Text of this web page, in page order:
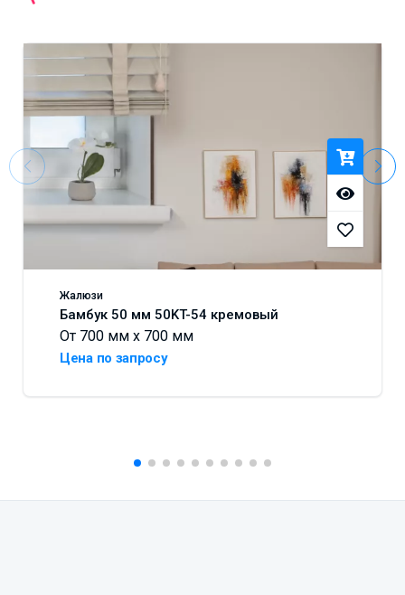
Жалюзи
Бамбук 50 мм 50KT-54 кремовый
От 700 мм x 700 мм
Цена по запросу